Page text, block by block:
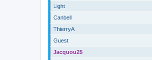
Light
Canbell
ThierryA
Guest
Jacquou25